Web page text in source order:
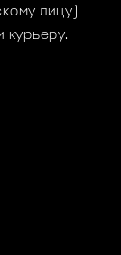
лицу)
курьеру.